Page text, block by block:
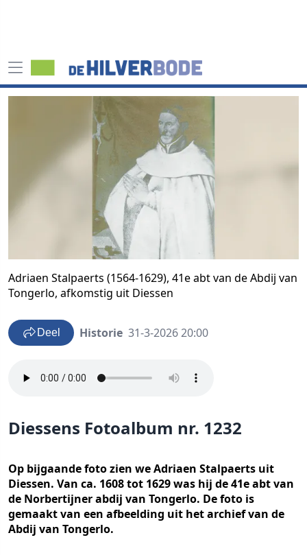
Adriaen Stalpaerts (1564-1629), 41e abt van de Abdij van
Tongerlo, afkomstig uit Diessen
Deel Historie 31-3-2026 20:00
Diessens Fotoalbum nr. 1232
Op bijgaande foto zien we Adriaen Stalpaerts uit
Diessen. Van ca. 1608 tot 1629 was hij de 41e abt van
de Norbertijner abdij van Tongerlo. De foto is
gemaakt van een afbeelding uit het archief van de
Abdij van Tongerlo.